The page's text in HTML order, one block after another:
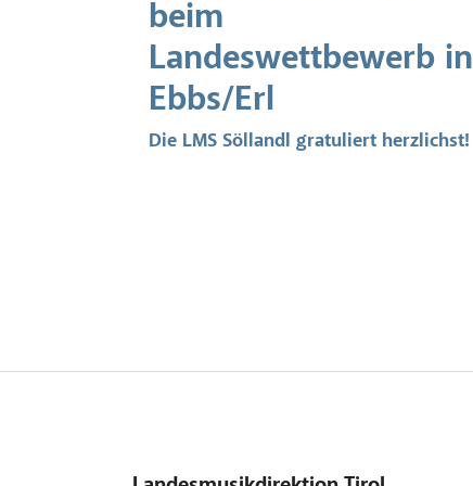
beim
Landeswettbewerb in
Ebbs/Erl
Die LMS Söllandl gratuliert herzlichst!